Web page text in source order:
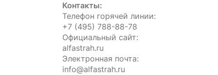
Контакты:
Телефон горячей линии:
+7 (495) 788-88-78
Официальный сайт:
alfastrah.ru
Электронная почта:
info@alfastrah.ru